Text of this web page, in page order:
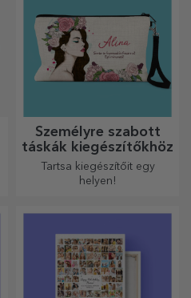
Személyre szabott
táskák kiegészítőkhöz
Tartsa kiegészítőit egy
helyen!